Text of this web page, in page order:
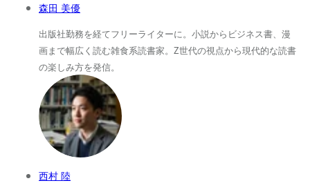
森田 美優
出版社勤務を経てフリーライターに。小説からビジネス書、漫
画まで幅広く読む雑食系読書家。Z世代の視点から現代的な読書
の楽しみ方を発信。
西村 陸